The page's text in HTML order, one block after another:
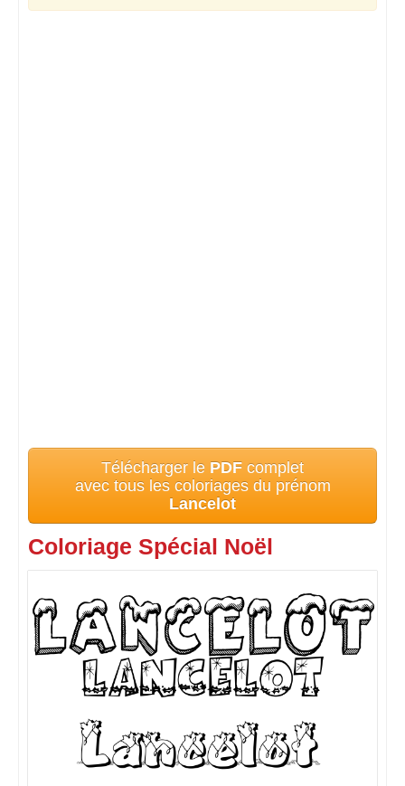
Télécharger le PDF complet
avec tous les coloriages du prénom
Lancelot
Coloriage Spécial Noël